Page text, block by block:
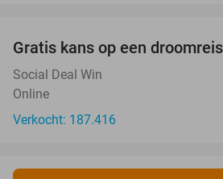
Gratis kans op een
Social Deal Win
Online
Verkocht: 187.416